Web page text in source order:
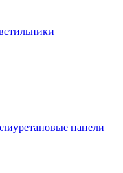
панели